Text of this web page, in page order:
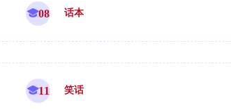
08 话本
11 笑话